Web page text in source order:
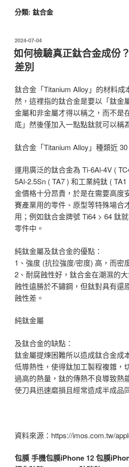
分類: 鈦合金
發
佈
於
2024-07-04
如何檢驗真正鈦合金成份
差別
鈦合金「Titanium Alloy」的材料成
然，這裡指的鈦合金是要以「鈦金
金屬和非金屬才得以稱之，而不是
底」然後僅加入一點點鈦就可以稱
鈦合金「Titanium Alloy」種類近 30
運用廣泛的鈦合金為 Ti-6Al-4V (
5Al-2.5Sn ( TA7 ) 和工業純鈦 (
金價格十分昂貴，於是在需要高度
賽產業用的零件、原型等特殊場合
用；例如鈦合金牌號 Ti64 > 64 鈦
零件中。
純鈦金屬及鈦合金的優點：
1、強度 (抗拉強度/密度) 高，而密
2、耐腐蝕性好，鈦合金在潮濕的
蝕性遠勝於不鏽鋼，但鈦對具有還
蝕性差。
純鈦金屬
及鈦合金的缺點：
鈦金屬提煉困難所以造成鈦合金成
低導熱性，使得鈦加工製程複雜，
過高的熱量，鈦的傳熱不良導致熱
使刀具迅速磨損且經常造成半成品
資料來源：https://imos.com.tw/
包膜手機包膜iPhone 12 包膜